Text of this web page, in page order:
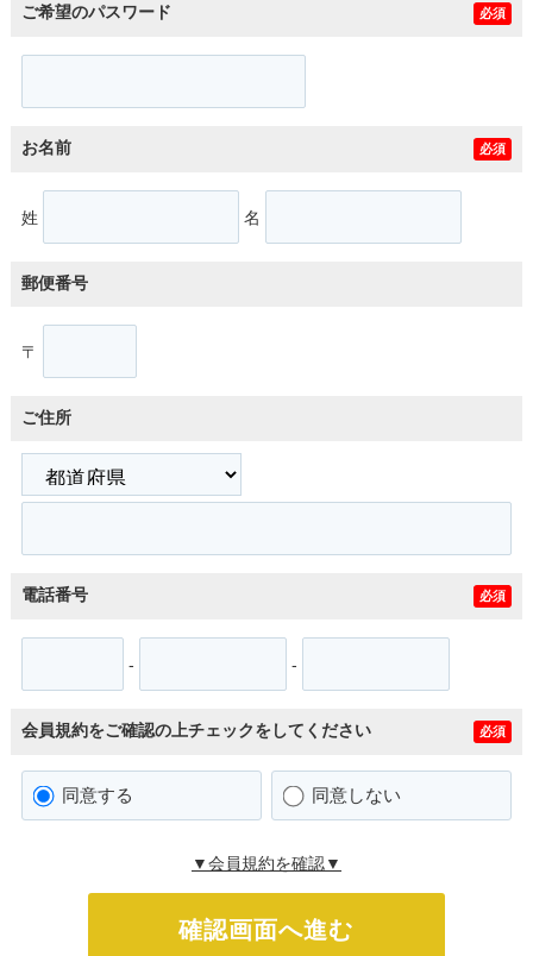
ご希望のパスワード 必須
お名前 必須
姓 名
郵便番号
〒
ご住所
電話番号 必須
- -
会員規約をご確認の上チェックをしてください 必須
同意する 同意しない
▼会員規約を確認▼